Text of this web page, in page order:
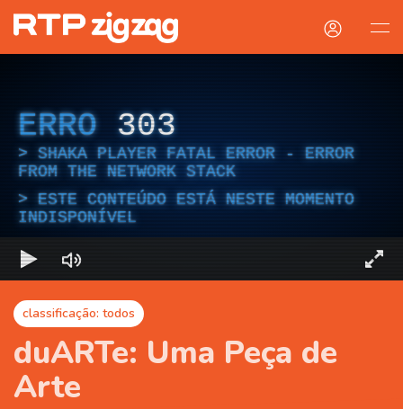
ERRO 303
SHAKA PLAYER FATAL ERROR - ERROR
FROM THE NETWORK STACK
ESTE CONTEÚDO ESTÁ NESTE MOMENTO
INDISPONÍVEL
classificação: todos
duARTe: Uma Peça de
Arte